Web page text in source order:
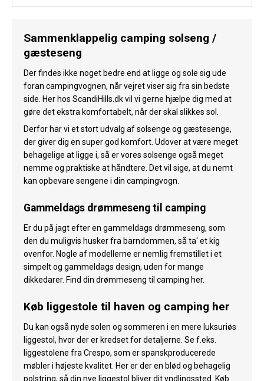
Sammenklappelig camping solseng /
gæsteseng
Der findes ikke noget bedre end at ligge og sole sig ude
foran campingvognen, når vejret viser sig fra sin bedste
side. Her hos ScandiHills.dk vil vi gerne hjælpe dig med at
gøre det ekstra komfortabelt, når der skal slikkes sol.
Derfor har vi et stort udvalg af solsenge og gæstesenge,
der giver dig en super god komfort. Udover at være meget
behagelige at ligge i, så er vores solsenge også meget
nemme og praktiske at håndtere. Det vil sige, at du nemt
kan opbevare sengene i din campingvogn.
Gammeldags drømmeseng til camping
Er du på jagt efter en gammeldags drømmeseng, som
den du muligvis husker fra barndommen, så ta' et kig
ovenfor. Nogle af modellerne er nemlig fremstillet i et
simpelt og gammeldags design, uden for mange
dikkedarer. Find din drømmeseng til camping her.
Køb liggestole til haven og camping her
Du kan også nyde solen og sommeren i en mere luksuriøs
liggestol, hvor der er kredset for detaljerne. Se f.eks.
liggestolene fra Crespo, som er spanskproducerede
møbler i højeste kvalitet. Her er der en blød og behagelig
polstring, så din nye liggestol bliver dit yndlingssted. Køb